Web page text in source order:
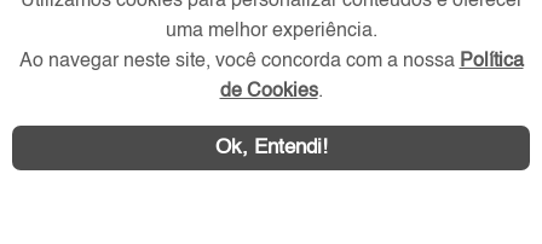
uma melhor experiência.
Ao navegar neste site, você concorda com a nossa Política
de Cookies.
Ok, Entendi!